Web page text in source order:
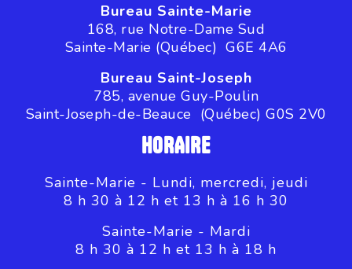
Bureau Sainte-Marie
168, rue Notre-Dame Sud
Sainte-Marie (Québec) G6E 4A6
Bureau Saint-Joseph
785, avenue Guy-Poulin
Saint-Joseph-de-Beauce (Québec) G0S 2V0
HORAIRE
Sainte-Marie - Lundi, mercredi, jeudi
8 h 30 à 12 h et 13 h à 16 h 30
Sainte-Marie - Mardi
8 h 30 à 12 h et 13 h à 18 h